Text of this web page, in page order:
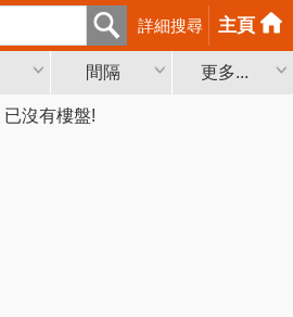
詳細搜尋 主頁
間隔 更多...
已沒有樓盤!